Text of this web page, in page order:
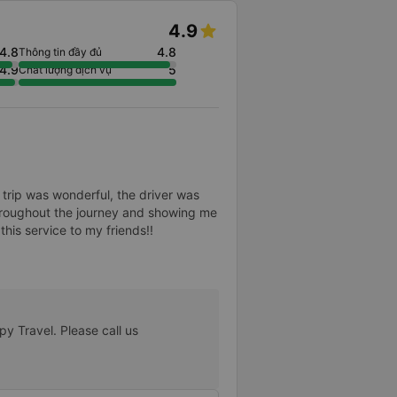
4.9
4.8Thông tin đầy đủ 4.8
Chất lượng dịch vụ 5
was wonderful, the driver was
the journey and showing me
service to my friends!!
Travel. Please call us